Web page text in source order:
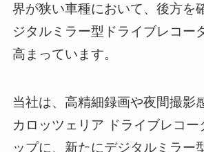
界が狭い車種において、後方を
ジタルミラー型ドライブレコー
高まっています。
当社は、高精細録画や夜間撮影
カロッツェリア ドライブレコー
ップに、新たにデジタルミラー